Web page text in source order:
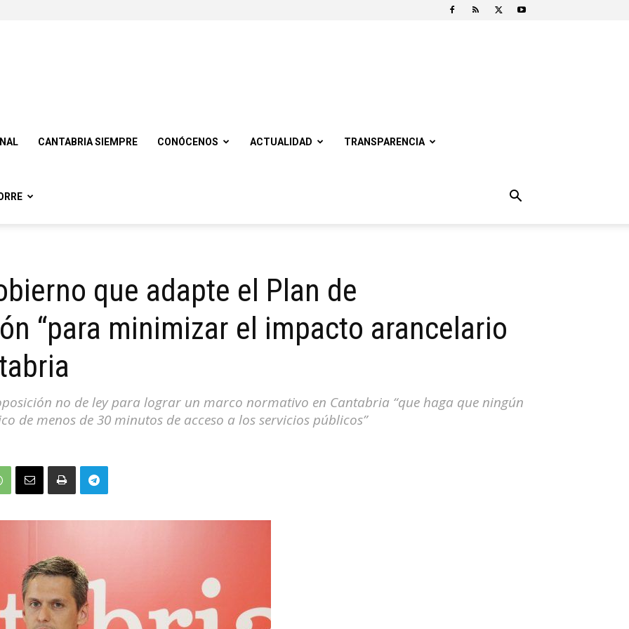
CANTABRIA SIEMPRE CONÓCENOS ACTUALIDAD TRANSPARENCIA
que adapte el Plan de
“para minimizar el impacto arancelario
no de ley para lograr un marco normativo en Cantabria “que haga que ningún
de menos de 30 minutos de acceso a los servicios públicos”